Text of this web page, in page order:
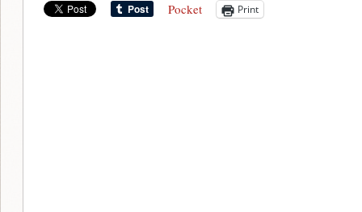
Pocket Print